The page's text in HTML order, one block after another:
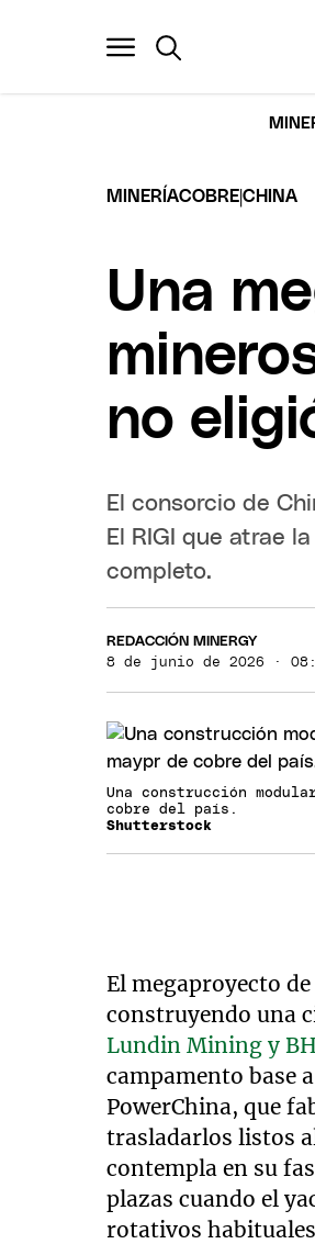
MINERÍACOBRE|CHINA
Una
no
El consorcio de
El RIGI que atrae
completo.
REDACCIÓN MINERGY
8 de junio de 2026 ·
Una construcción
cobre del país.
Shutterstock
El megaproyecto
construyendo una
Lundin Mining y
campamento base
PowerChina, que
trasladarlos listos
contempla en su
plazas cuando el
rotativos